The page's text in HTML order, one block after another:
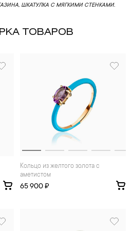
ШКАТУЛКА С МЯГКИМИ СТЕНКАМИ.
ТОВАРОВ
Кольцо из желтого золота с
аметистом
65 900 ₽